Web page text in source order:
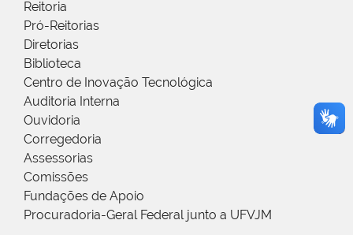
Reitoria
Pró-Reitorias
Diretorias
Biblioteca
Centro de Inovação Tecnológica
Auditoria Interna
Ouvidoria
Corregedoria
Assessorias
Comissões
Fundações de Apoio
Procuradoria-Geral Federal junto a UFVJM